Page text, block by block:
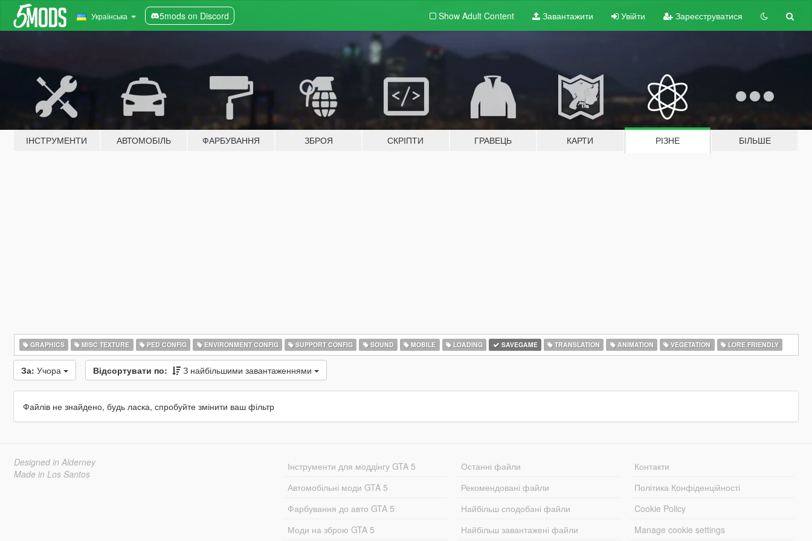
Українська 5mods on Discord Show Adult Content Завантажити Увійти Зареєструватися
ІНСТРУМЕНТИ АВТОМОБІЛЬ ФАРБУВАННЯ ЗБРОЯ СКРІПТИ ГРАВЕЦЬ КАРТИ РІЗНЕ БІЛЬШЕ
GRAPHICS MISC TEXTURE PED CONFIG ENVIRONMENT CONFIG SUPPORT CONFIG SOUND MOBILE LOADING SAVEGAME TRANSLATION ANIMATION VEGETATION LORE FRIENDLY
За: Учора Відсортувати по: З найбільшими завантаженнями
Файлів не знайдено, будь ласка, спробуйте змінити ваш фільтр
Designed in Alderney
Made in Los Santos
Інструменти для моддінгу GTA 5
Автомобільні моди GTA 5
Фарбування до авто GTA 5
Моди на зброю GTA 5
Останні файли
Рекомендовані файли
Найбільш сподобані файли
Найбільш завантажені файли
Контакти
Політика Конфіденційності
Cookie Policy
Manage cookie settings